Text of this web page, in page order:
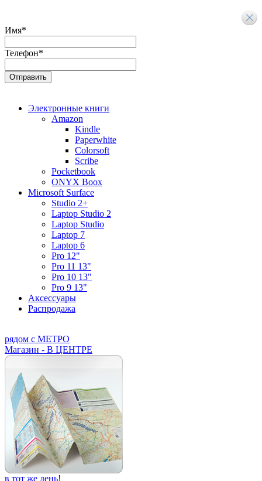
Имя*
Телефон*
Электронные книги
Amazon
Kindle
Paperwhite
Colorsoft
Scribe
Pocketbook
ONYX Boox
Microsoft Surface
Studio 2+
Laptop Studio 2
Laptop Studio
Laptop 7
Laptop 6
Pro 12"
Pro 11 13"
Pro 10 13"
Pro 9 13"
Аксессуары
Распродажа
рядом с МЕТРО
Магазин - В ЦЕНТРЕ
в тот же день!